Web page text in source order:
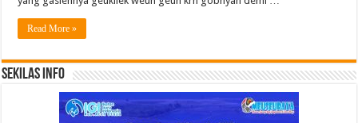
Read More »
Sekilas Info